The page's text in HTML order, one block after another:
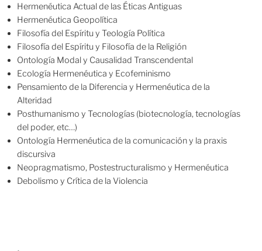
Hermenéutica Actual de las Éticas Antiguas
Hermenéutica Geopolítica
Filosofía del Espíritu y Teología Política
Filosofía del Espíritu y Filosofía de la Religión
Ontología Modal y Causalidad Transcendental
Ecología Hermenéutica y Ecofeminismo
Pensamiento de la Diferencia y Hermenéutica de la
Alteridad
Posthumanismo y Tecnologías (biotecnología, tecnologías
del poder, etc…)
Ontología Hermenéutica de la comunicación y la praxis
discursiva
Neopragmatismo, Postestructuralismo y Hermenéutica
Debolismo y Crítica de la Violencia